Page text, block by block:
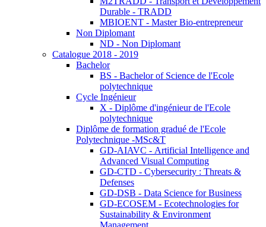
Durable - TRADD
MBIOENT - Master Bio-entrepreneur
Non Diplomant
ND - Non Diplomant
Catalogue 2018 - 2019
Bachelor
BS - Bachelor of Science de l'Ecole
polytechnique
Cycle Ingénieur
X - Diplôme d'ingénieur de l'Ecole
polytechnique
Diplôme de formation gradué de l'Ecole
Polytechnique -MSc&T
GD-AIAVC - Artificial Intelligence and
Advanced Visual Computing
GD-CTD - Cybersecurity : Threats &
Defenses
GD-DSB - Data Science for Business
GD-ECOSEM - Ecotechnologies for
Sustainability & Environment
Management